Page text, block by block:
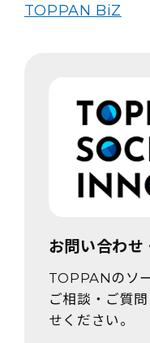
TOPPAN BiZ
お問い合わせ
TOPPANのソ
ご相談・ご質
せください。